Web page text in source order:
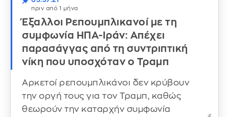
πριν από 1 μήνα
Έξαλλοι Ρεπουμπλικανοί με τη
συμφωνία ΗΠΑ-Ιράν: Απέχει
παρασάγγας από τη συντριπτική
νίκη που υποσχόταν ο Τραμπ
Αρκετοί ρεπουμπλικάνοι δεν κρύβουν
την οργή τους για τον Τραμπ, καθώς
θεωρούν την καταρχήν συμφωνία